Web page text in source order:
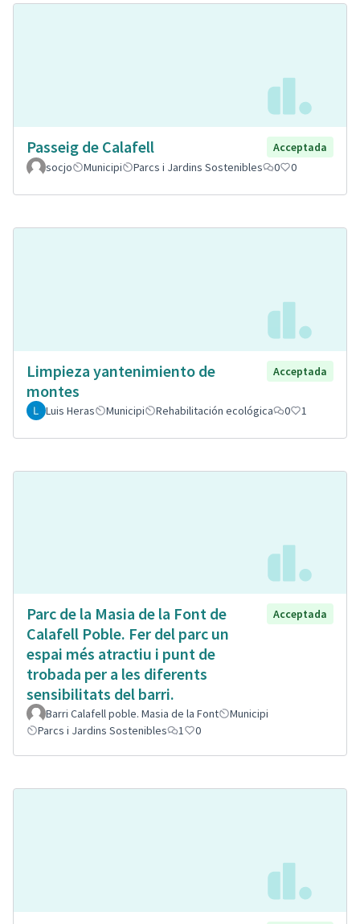
Passeig de Calafell
Acceptada
socjo
Municipi Parcs i Jardins Sostenibles 0 0
Limpieza yantenimiento de
montes
Acceptada
Luis Heras Municipi Rehabilitación ecológica 0 1
Parc de la Masia de la Font de
Calafell Poble. Fer del parc un
espai més atractiu i punt de
trobada per a les diferents
sensibilitats del barri.
Acceptada
Barri Calafell poble. Masia de la Font
Municipi
Parcs i Jardins Sostenibles
1 0